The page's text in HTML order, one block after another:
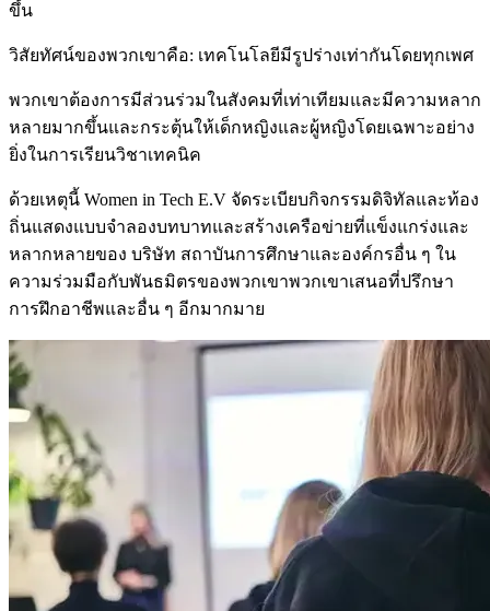
ขึ้น
วิสัยทัศน์ของพวกเขาคือ: เทคโนโลยีมีรูปร่างเท่ากันโดยทุกเพศ
พวกเขาต้องการมีส่วนร่วมในสังคมที่เท่าเทียมและมีความหลาก
หลายมากขึ้นและกระตุ้นให้เด็กหญิงและผู้หญิงโดยเฉพาะอย่าง
ยิ่งในการเรียนวิชาเทคนิค
ด้วยเหตุนี้ Women in Tech E.V จัดระเบียบกิจกรรมดิจิทัลและท้อง
ถิ่นแสดงแบบจำลองบทบาทและสร้างเครือข่ายที่แข็งแกร่งและ
หลากหลายของ บริษัท สถาบันการศึกษาและองค์กรอื่น ๆ ใน
ความร่วมมือกับพันธมิตรของพวกเขาพวกเขาเสนอที่ปรึกษา
การฝึกอาชีพและอื่น ๆ อีกมากมาย